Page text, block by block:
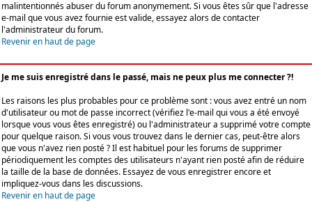
malintentionnés abuser du forum anonymement. Si vous êtes sûr que l'adresse
e-mail que vous avez fournie est valide, essayez alors de contacter
l'administrateur du forum.
Revenir en haut de page
Je me suis enregistré dans le passé, mais ne peux plus me connecter ?!
Les raisons les plus probables pour ce problème sont : vous avez entré un nom
d'utilisateur ou mot de passe incorrect (vérifiez l'e-mail qui vous a été envoyé
lorsque vous vous êtes enregistré) ou l'administrateur a supprimé votre compte
pour quelque raison. Si vous vous trouvez dans le dernier cas, peut-être alors
que vous n'avez rien posté ? Il est habituel pour les forums de supprimer
périodiquement les comptes des utilisateurs n'ayant rien posté afin de réduire
la taille de la base de données. Essayez de vous enregistrer encore et
impliquez-vous dans les discussions.
Revenir en haut de page